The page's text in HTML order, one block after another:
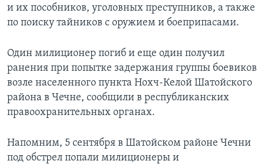
и их пособников, уголовных преступников, а также
по поиску тайников с оружием и боеприпасами.
Один милиционер погиб и еще один получил
ранения при попытке задержания группы боевиков
возле населенного пункта Нохч-Келой Шатойского
района в Чечне, сообщили в республиканских
правоохранительных органах.
Напомним, 5 сентября в Шатойском районе Чечни
под обстрел попали милиционеры и